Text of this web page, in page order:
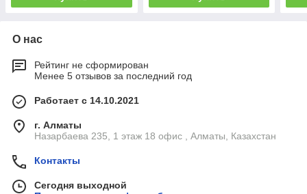
О нас
Рейтинг не сформирован
Менее 5 отзывов за последний год
Работает с 14.10.2021
г. Алматы
Назарбаева 235, 1 этаж 18 офис , Алматы, Казахстан
Контакты
Сегодня выходной